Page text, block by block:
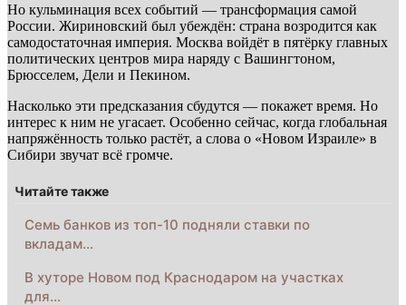
Но кульминация всех событий — трансформация самой
России. Жириновский был убеждён: страна возродится как
самодостаточная империя. Москва войдёт в пятёрку главных
политических центров мира наряду с Вашингтоном,
Брюсселем, Дели и Пекином.
Насколько эти предсказания сбудутся — покажет время. Но
интерес к ним не угасает. Особенно сейчас, когда глобальная
напряжённость только растёт, а слова о «Новом Израиле» в
Сибири звучат всё громче.
Читайте также
Семь банков из топ-10 подняли ставки по
вкладам…
В хуторе Новом под Краснодаром на участках
для…